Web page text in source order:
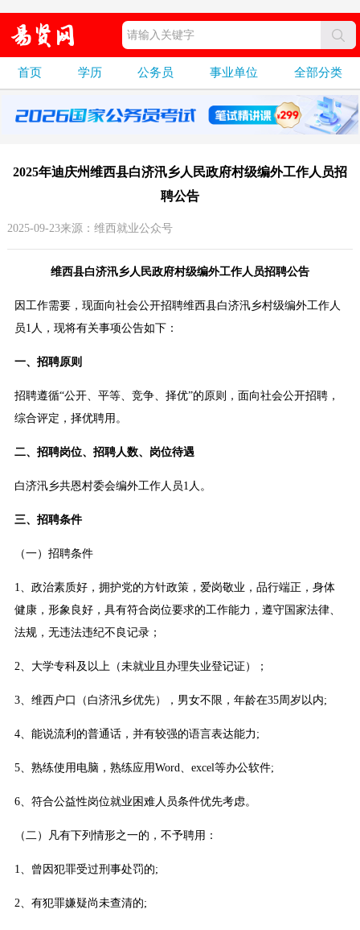
首页 学历 公务员 事业单位 全部分类
2025年迪庆州维西县白济汛乡人民政府村级编外工作人员招
聘公告
2025-09-23来源：维西就业公众号
维西县白济汛乡人民政府村级编外工作人员招聘公告
因工作需要，现面向社会公开招聘维西县白济汛乡村级编外工作人
员1人，现将有关事项公告如下：
一、招聘原则
招聘遵循“公开、平等、竞争、择优”的原则，面向社会公开招聘，
综合评定，择优聘用。
二、招聘岗位、招聘人数、岗位待遇
白济汛乡共恩村委会编外工作人员1人。
三、招聘条件
（一）招聘条件
1、政治素质好，拥护党的方针政策，爱岗敬业，品行端正，身体
健康，形象良好，具有符合岗位要求的工作能力，遵守国家法律、
法规，无违法违纪不良记录；
2、大学专科及以上（未就业且办理失业登记证）；
3、维西户口（白济汛乡优先），男女不限，年龄在35周岁以内;
4、能说流利的普通话，并有较强的语言表达能力;
5、熟练使用电脑，熟练应用Word、excel等办公软件;
6、符合公益性岗位就业困难人员条件优先考虑。
（二）凡有下列情形之一的，不予聘用：
1、曾因犯罪受过刑事处罚的;
2、有犯罪嫌疑尚未查清的;